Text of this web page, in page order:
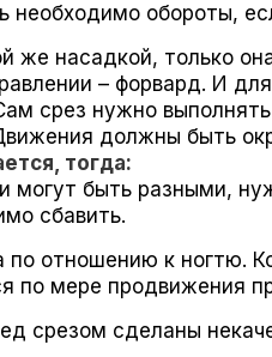
необходимо обороты,
же насадкой, только
– форвард. И
срез нужно
должны быть
тогда:
могут быть разными,
сбавить.
по отношению к ногтю.
по мере продвижения
срезом сделаны